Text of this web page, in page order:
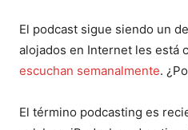
El podcast sigue siendo un
alojados en Internet les está
escuchan semanalmente.
El término podcasting es